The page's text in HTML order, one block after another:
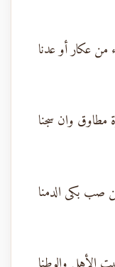
من عكار أو عدنا
مطاوق وان سجنا
صب بكى الدمنا